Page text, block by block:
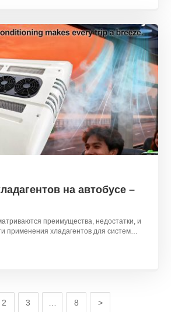
на автобусе –
преимущества, недостатки, и
применения хладагентов для систем
2 3 8 >